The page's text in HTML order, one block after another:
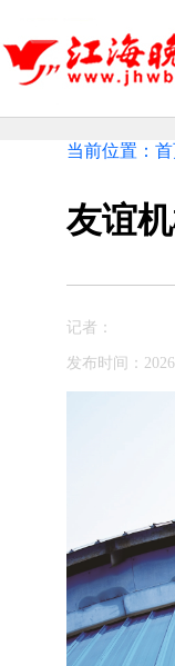
当前位置：
友谊
记者：
发布时间：